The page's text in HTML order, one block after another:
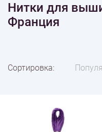
Нитки для
Франция
Сортировка: